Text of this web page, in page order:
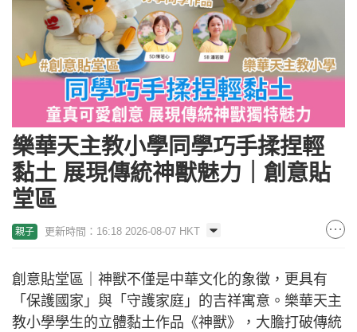
樂華天主教小學同學巧手揉捏輕
黏土 展現傳統神獸魅力｜創意貼
堂區
親子 更新時間：16:18 2026-08-07 HKT
創意貼堂區｜神獸不僅是中華文化的象徵，更具有
「保護國家」與「守護家庭」的吉祥寓意。樂華天主
教小學學生的立體黏土作品《神獸》，大膽打破傳統